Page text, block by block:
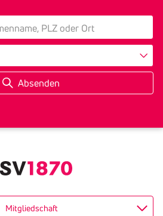
Mitgliedschaft